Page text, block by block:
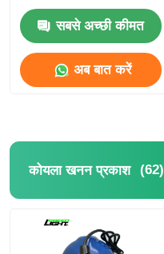
सबसे अच्छी कीमत
अब बात करें
कोयला खनन प्रकाश (62)